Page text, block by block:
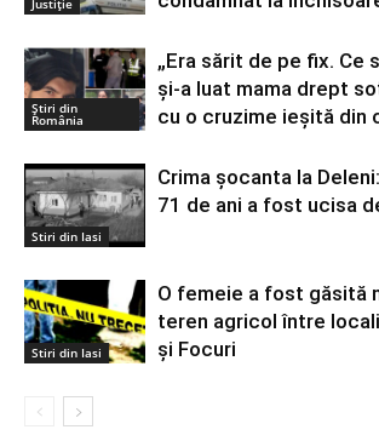
Știri din
România
„Era sărit de pe fix. Ce
şi-a luat mama drept
cu o cruzime ieşită din
Stiri din Iasi
Crima șocanta la
71 de ani a fost ucisa
Stiri din Iasi
O femeie a fost găsită
teren agricol între
și Focuri